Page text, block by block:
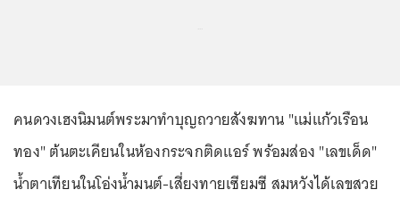
คนดวงเฮงนิมนต์พระมาทำบุญถวายสังฆทาน "แม่แก้วเรือน
ทอง" ต้นตะเคียนในห้องกระจกติดแอร์ พร้อมส่อง "เลขเด็ด"
น้ำตาเทียนในโอ่งน้ำมนต์-เสี่ยงทายเซียมซี สมหวังได้เลขสวย